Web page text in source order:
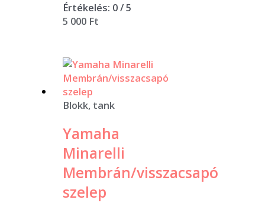
Értékelés: 0/ 5
5 000 Ft
Blokk, tank
Yamaha
Minarelli
Membrán/visszacsapó
szelep